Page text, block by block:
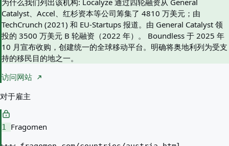
为什么我们列出该机构: Localyze 通过四轮融资从 General
Catalyst、Accel、红杉资本等公司筹集了 4810 万美元；由
TechCrunch (2021) 和 EU-Startups 报道。由 General Catalyst 领
投的 3500 万美元 B 轮融资（2022 年）。 Boundless 于 2025 年
10 月宣布收购，创建统一的全球移动平台。明确将奥地利列为受支
持的移民目的地之一。
访问网站
对于雇主
1 Fragomen